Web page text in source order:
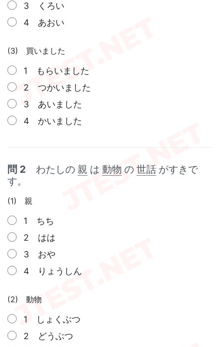
3 くろい
4 あおい
(3) 買いました
1 もらいました
2 つかいました
3 あいました
4 かいました
問 2 わたしの 親 は 動物 の 世話 がすきで
す。
(1) 親
1 ちち
2 はは
3 おや
4 りょうしん
(2) 動物
1 しょくぶつ
2 どうぶつ